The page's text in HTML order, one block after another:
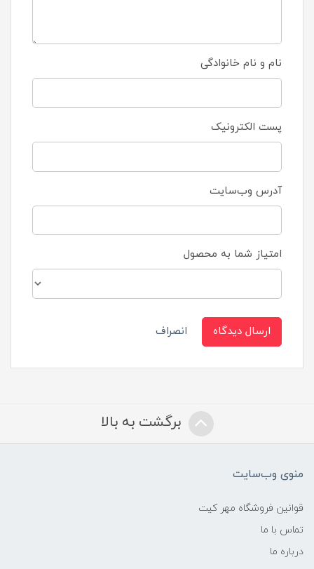
نام و نام خانوادگی
پست الکترونیک
آدرس وب‌سایت
امتیاز شما به محصول
ارسال دیدگاه انصراف
برگشت به بالا
منوی وب‌سایت
قوانین فروشگاه مهر کیت
تماس با ما
درباره ما